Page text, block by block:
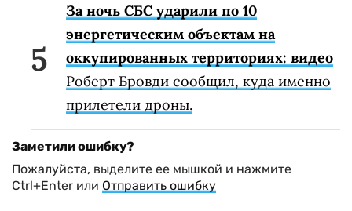
За ночь СБС ударили по 10
энергетическим объектам на
оккупированных территориях: видео
Роберт Бровди сообщил, куда именно
прилетели дроны.
Заметили ошибку?
Пожалуйста, выделите ее мышкой и нажмите
Ctrl+Enter или Отправить ошибку